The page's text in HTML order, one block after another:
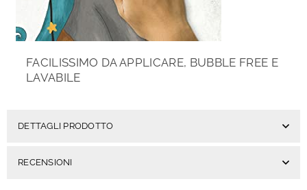
FACILISSIMO DA APPLICARE, BUBBLE FREE E
LAVABILE
DETTAGLI PRODOTTO
RECENSIONI